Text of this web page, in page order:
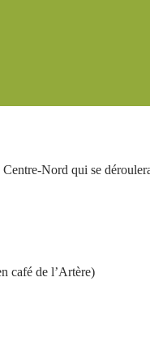
Nord qui se
café de l’Artère)